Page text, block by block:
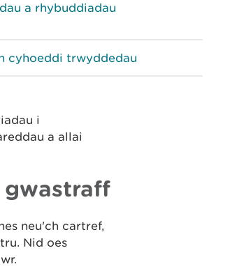
a rhybuddiadau
cyhoeddi trwyddedau
i
a allai
neu'ch cartref,
Nid oes